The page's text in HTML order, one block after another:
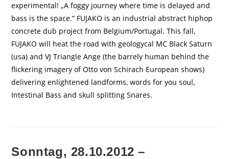
experimental! „A foggy journey where time is delayed and
bass is the space.“ FUJAKO is an industrial abstract hiphop
concrete dub project from Belgium/Portugal. This fall,
FUJAKO will heat the road with geologycal MC Black Saturn
(usa) and VJ Triangle Ange (the barrely human behind the
flickering imagery of Otto von Schirach European shows)
delivering enlightened landforms, words for you soul,
Intestinal Bass and skull splitting Snares.
Sonntag, 28.10.2012 –